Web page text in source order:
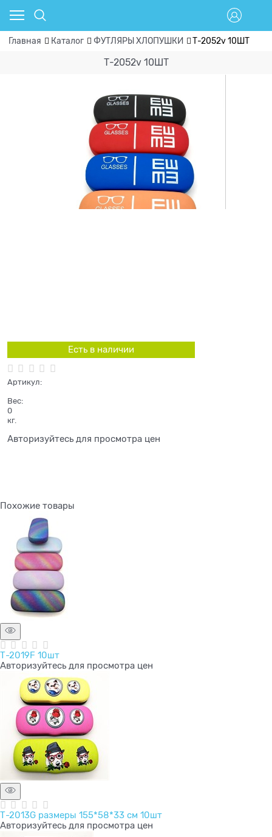
Главная Каталог ФУТЛЯРЫ ХЛОПУШКИ Т-2052v 10ШТ
Т-2052v 10ШТ
Есть в наличии
Артикул:
Вес:
0
кг.
Авторизуйтесь для просмотра цен
Похожие товары
Т-2019F 10шт
Авторизуйтесь для просмотра цен
Т-2013G размеры 155*58*33 см 10шт
Авторизуйтесь для просмотра цен